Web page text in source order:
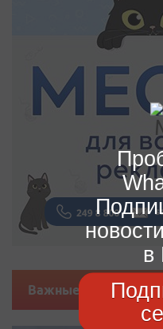
Важные новости
в